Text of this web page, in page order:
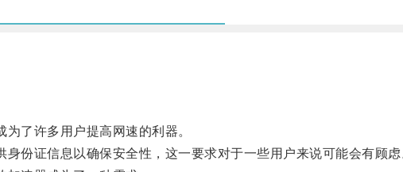
了许多用户提高网速的利器。
证信息以确保安全性，这一要求对于一些用户来说可能会有顾虑